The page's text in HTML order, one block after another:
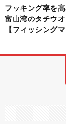
フッキング率を高
富山湾のタチウオ
【フィッシングマ